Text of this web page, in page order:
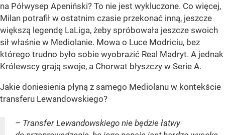
na Półwysep Apeniński? To nie jest wykluczone. Co więcej,
Milan potrafił w ostatnim czasie przekonać inną, jeszcze
większą legendę LaLiga, żeby spróbowała jeszcze swoich
sił właśnie w Mediolanie. Mowa o Luce Modriciu, bez
którego trudno było sobie wyobrazić Real Madryt. A jednak
Królewscy grają swoje, a Chorwat błyszczy w Serie A.
Jakie doniesienia płyną z samego Mediolanu w kontekście
transferu Lewandowskiego?
– Transfer Lewandowskiego nie będzie łatwy